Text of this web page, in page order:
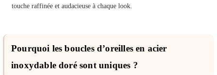
touche raffinée et audacieuse à chaque look.
Pourquoi les boucles d’oreilles en acier
inoxydable doré sont uniques ?